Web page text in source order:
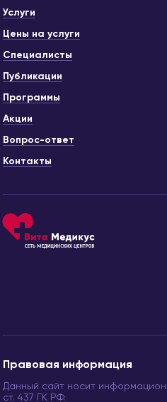
Услуги
Цены на услуги
Специалисты
Публикации
Программы
Акции
Вопрос-ответ
Контакты
Правовая информация
Данный сайт носит
ст. 437 ГК РФ.